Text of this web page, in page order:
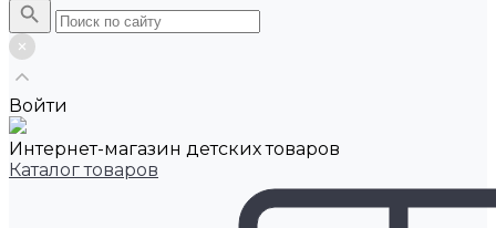
Войти
Интернет-магазин детских товаров
Каталог товаров